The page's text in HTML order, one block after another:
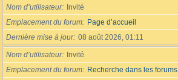
Nom d’utilisateur
Invité
Emplacement du forum
Page d’accueil
Dernière mise à jour 08 août 2026, 01:11
Nom d’utilisateur
Invité
Emplacement du forum
Recherche dans les forums